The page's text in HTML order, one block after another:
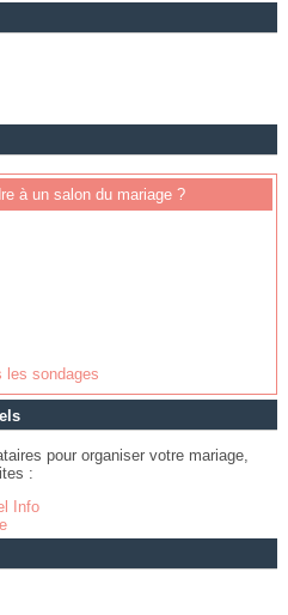
à un salon du mariage ?
les sondages
pour organiser votre mariage,
:
Info